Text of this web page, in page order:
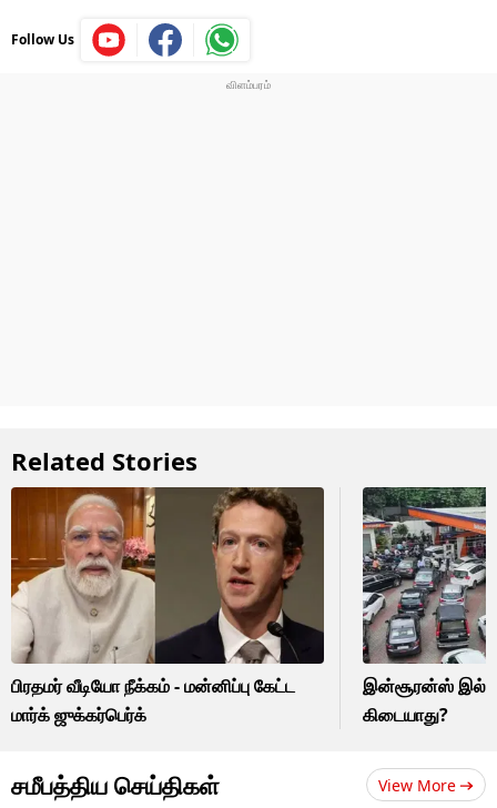
Follow Us
Related Stories
பிரதமர் வீடியோ நீக்கம் - மன்னிப்பு கேட்ட
மார்க் ஜுக்கர்பெர்க்
இன்சூரன்ஸ்
கிடையாது?
சமீபத்திய செய்திகள் View More